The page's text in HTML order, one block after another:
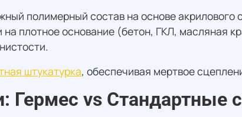
полимерный состав на основе
плотное основание (бетон, ГКЛ, масляная
штукатурка, обеспечивая мертвое
Гермес vs Стандартные